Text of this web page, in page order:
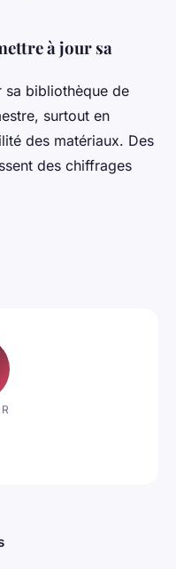
à jour sa
sa bibliothèque de
surtout en
des matériaux. Des
des chiffrages